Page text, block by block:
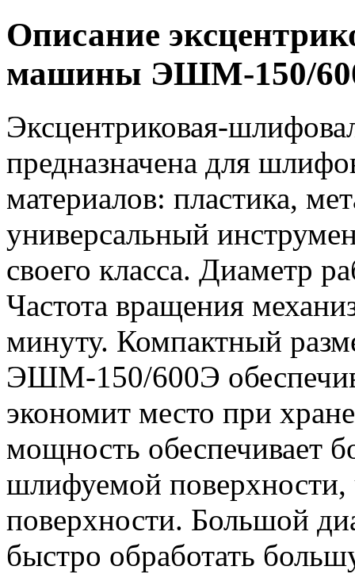
Описание
машины ЭШМ-150/
Эксцентриковая-
предназначена для
материалов: пластика,
универсальный
своего класса. Диаметр
Частота вращения
минуту. Компактный
ЭШМ-150/600Э
экономит место при
мощность обеспечивает
шлифуемой поверхности,
поверхности. Большой
быстро обработать